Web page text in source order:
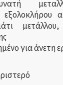
εξολοκλήρου
για άνετη